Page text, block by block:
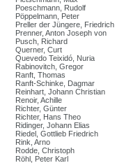
Poeschmann, Rudolf
Pöppelmann, Peter
Preller der Jüngere, Friedrich
Prenner, Anton Joseph von
Pusch, Richard
Querner, Curt
Quevedo Teixidó, Nuria
Rabinovitch, Gregor
Ranft, Thomas
Ranft-Schinke, Dagmar
Reinhart, Johann Christian
Renoir, Achille
Richter, Günter
Richter, Hans Theo
Ridinger, Johann Elias
Riedel, Gottlieb Friedrich
Rink, Arno
Rodde, Christoph
Röhl, Peter Karl